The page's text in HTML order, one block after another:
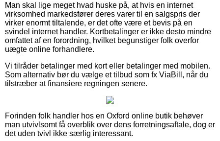
Man skal lige meget hvad huske på, at hvis en internet
virksomhed markedsfører deres varer til en salgspris der
virker enormt tiltalende, er det ofte være et bevis på en
svindel internet handler. Kortbetalinger er ikke desto mindre
omfattet af en forordning, hvilket begunstiger folk overfor
uægte online forhandlere.
Vi tilråder betalinger med kort eller betalinger med mobilen.
Som alternativ bør du vælge et tilbud som fx ViaBill, når du
tilstræber at finansiere regningen senere.
Forinden folk handler hos en Oxford online butik behøver
man utvivlsomt få overblik over dens forretningsaftale, dog er
det uden tvivl ikke særlig interessant.